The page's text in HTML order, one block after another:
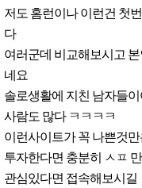
저도 홈런이나 이런건 첫
다
여러군데 비교해보시고
네요
솔로생활에 지친 남자들
사람도 많다 ㅋㅋㅋㅋ
이런사이트가 꼭 나쁜것
투자한다면 충분히 ㅅㅍ
관심있다면 접속해보시길